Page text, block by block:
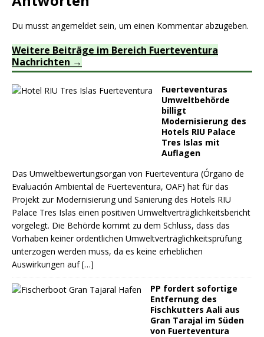
Du musst angemeldet sein, um einen Kommentar abzugeben.
Weitere Beiträge im Bereich Fuerteventura
Nachrichten
Fuerteventuras
Umweltbehörde
billigt
Modernisierung des
Hotels RIU Palace
Tres Islas mit
Auflagen
Das Umweltbewertungsorgan von Fuerteventura (Órgano de
Evaluación Ambiental de Fuerteventura, OAF) hat für das
Projekt zur Modernisierung und Sanierung des Hotels RIU
Palace Tres Islas einen positiven Umweltverträglichkeitsbericht
vorgelegt. Die Behörde kommt zu dem Schluss, dass das
Vorhaben keiner ordentlichen Umweltverträglichkeitsprüfung
unterzogen werden muss, da es keine erheblichen
Auswirkungen auf[…]
PP fordert sofortige
Entfernung des
Fischkutters Aali aus
Gran Tarajal im Süden
von Fuerteventura